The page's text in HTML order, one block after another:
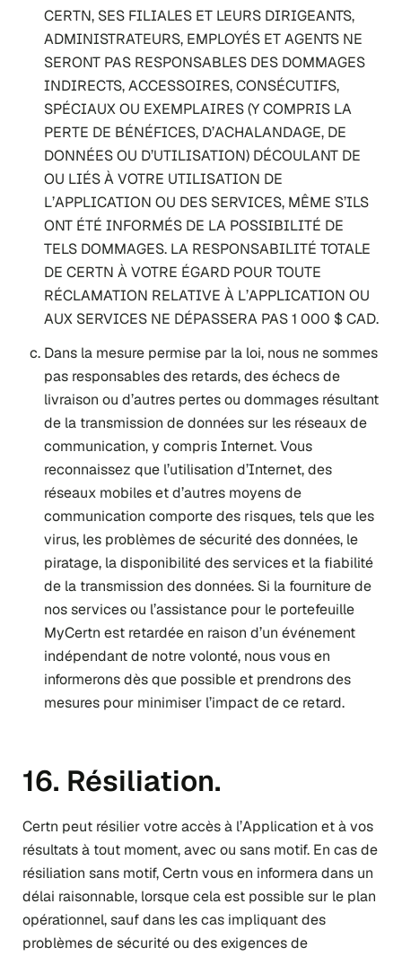
CERTN, SES FILIALES ET LEURS DIRIGEANTS,
ADMINISTRATEURS, EMPLOYÉS ET AGENTS NE
SERONT PAS RESPONSABLES DES DOMMAGES
INDIRECTS, ACCESSOIRES, CONSÉCUTIFS,
SPÉCIAUX OU EXEMPLAIRES (Y COMPRIS LA
PERTE DE BÉNÉFICES, D’ACHALANDAGE, DE
DONNÉES OU D’UTILISATION) DÉCOULANT DE
OU LIÉS À VOTRE UTILISATION DE
L’APPLICATION OU DES SERVICES, MÊME S’ILS
ONT ÉTÉ INFORMÉS DE LA POSSIBILITÉ DE
TELS DOMMAGES. LA RESPONSABILITÉ TOTALE
DE CERTN À VOTRE ÉGARD POUR TOUTE
RÉCLAMATION RELATIVE À L’APPLICATION OU
AUX SERVICES NE DÉPASSERA PAS 1 000 $ CAD.
Dans la mesure permise par la loi, nous ne sommes
pas responsables des retards, des échecs de
livraison ou d’autres pertes ou dommages résultant
de la transmission de données sur les réseaux de
communication, y compris Internet. Vous
reconnaissez que l’utilisation d’Internet, des
réseaux mobiles et d’autres moyens de
communication comporte des risques, tels que les
virus, les problèmes de sécurité des données, le
piratage, la disponibilité des services et la fiabilité
de la transmission des données. Si la fourniture de
nos services ou l’assistance pour le portefeuille
MyCertn est retardée en raison d’un événement
indépendant de notre volonté, nous vous en
informerons dès que possible et prendrons des
mesures pour minimiser l’impact de ce retard.
16. Résiliation.
Certn peut résilier votre accès à l’Application et à vos
résultats à tout moment, avec ou sans motif. En cas de
résiliation sans motif, Certn vous en informera dans un
délai raisonnable, lorsque cela est possible sur le plan
opérationnel, sauf dans les cas impliquant des
problèmes de sécurité ou des exigences de